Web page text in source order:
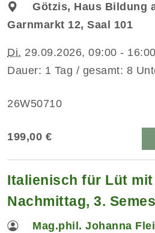
Götzis, Haus Bildung
Garnmarkt 12, Saal 101
Di. 29.09.2026, 09:00 -
Dauer: 1 Tag / gesamt: 8
26W50710
199,00 €
Italienisch für Lüt mit
Nachmittag, 3.
Mag.phil. Johanna